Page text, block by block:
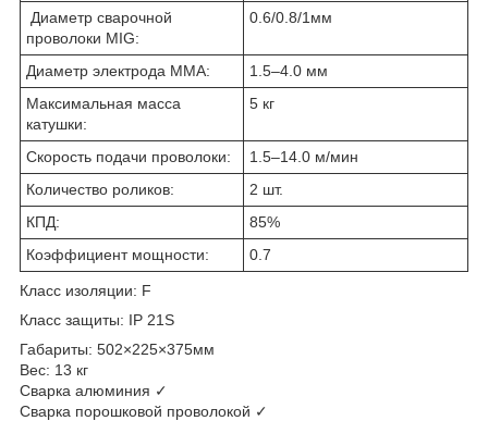
Диаметр сварочной
проволоки MIG:
0.6/0.8/1мм
Диаметр электрода MMA:
1.5–4.0 мм
Максимальная масса
катушки:
5 кг
Скорость подачи проволоки:
1.5–14.0 м/мин
Количество роликов:
2 шт.
КПД:
85%
Коэффициент мощности:
0.7
Класс изоляции: F
Класс защиты: IP 21S
Габариты: 502×225×375мм
Вес: 13 кг
Сварка алюминия ✓
Сварка порошковой проволокой ✓